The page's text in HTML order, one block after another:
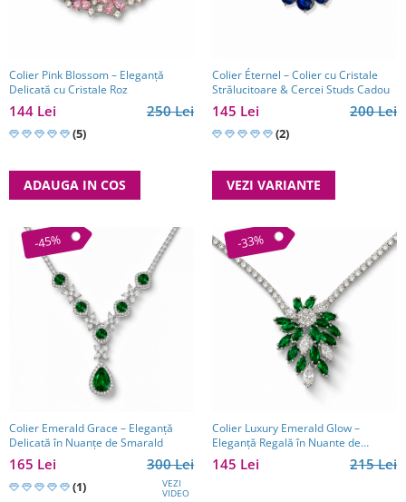
Colier Pink Blossom – Eleganță
Delicată cu Cristale Roz
250 Lei
144 Lei
(5)
ADAUGA IN COS
Colier Éternel – Colier cu Cristale
Strălucitoare & Cercei Studs Cadou
200 Lei
145 Lei
(2)
VEZI VARIANTE
-45%
Colier Emerald Grace – Eleganță
Delicată în Nuanțe de Smarald
300 Lei
165 Lei
(1) VEZI
VIDEO
-33%
Colier Luxury Emerald Glow –
Eleganță Regală în Nuante de
Smarald
215 Lei
145 Lei